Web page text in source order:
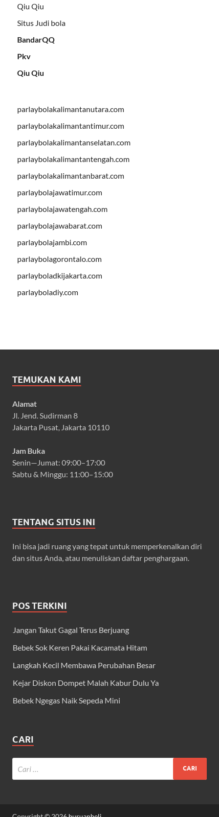
Qiu Qiu
Situs Judi bola
BandarQQ
Pkv
Qiu Qiu
parlaybolakalimantanutara.com
parlaybolakalimantantimur.com
parlaybolakalimantanselatan.com
parlaybolakalimantantengah.com
parlaybolakalimantanbarat.com
parlaybolajawatimur.com
parlaybolajawatengah.com
parlaybolajawabarat.com
parlaybolajambi.com
parlaybolagorontalo.com
parlayboladkijakarta.com
parlayboladiy.com
TEMUKAN KAMI
Alamat
Jl. Jend. Sudirman 8
Jakarta Pusat, Jakarta 10110
Jam Buka
Senin—Jumat: 09:00–17:00
Sabtu & Minggu: 11:00–15:00
TENTANG SITUS INI
Ini bisa jadi ruang yang tepat untuk memperkenalkan diri
dan situs Anda, atau menuliskan daftar penghargaan.
POS TERKINI
Jangan Takut Gagal Terus Berjuang
Bebek Sok Keren Pakai Kacamata Hitam
Langkah Kecil Membawa Perubahan Besar
Kejar Diskon Dompet Malah Kabur Dulu Ya
Bebek Ngegas Naik Sepeda Mini
CARI